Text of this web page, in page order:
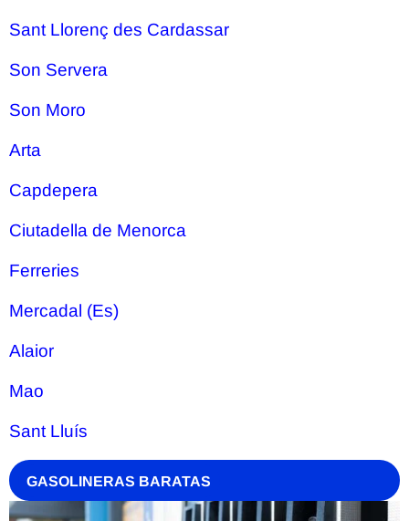
Sant Llorenç des Cardassar
Son Servera
Son Moro
Arta
Capdepera
Ciutadella de Menorca
Ferreries
Mercadal (Es)
Alaior
Mao
Sant Lluís
GASOLINERAS BARATAS